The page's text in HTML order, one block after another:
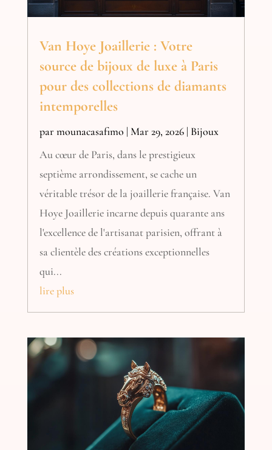
Van Hoye Joaillerie : Votre
source de bijoux de luxe à Paris
pour des collections de diamants
intemporelles
parmounacasafimo | Mar 29, 2026| Bijoux
Au cœur de Paris, dans le prestigieux
septième arrondissement, se cache un
véritable trésor de la joaillerie française. Van
Hoye Joaillerie incarne depuis quarante ans
l'excellence de l'artisanat parisien, offrant à
sa clientèle des créations exceptionnelles
qui...
lire plus